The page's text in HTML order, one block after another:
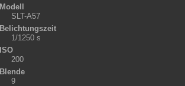
Modell
SLT-A57
Belichtungszeit
1/1250 s
ISO
200
Blende
9